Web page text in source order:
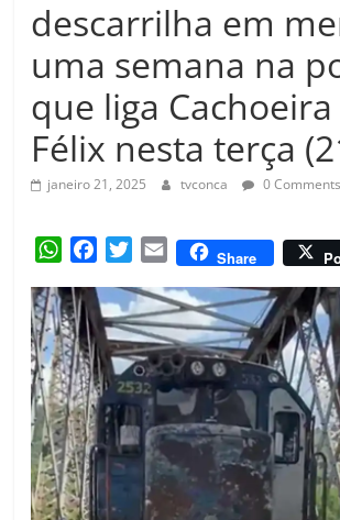
Amorim
descarrilha em
uma semana na
que liga Cachoeira
Félix nesta terça
janeiro 21, 2025 tvconca 0 Comments
W
a
t
s
A
p
p
c
e
b
o
o
i
t
t
e
r
E
a
i
l
Share